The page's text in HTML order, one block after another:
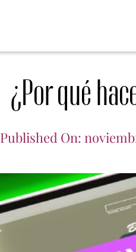
¿Por qué
Published On: